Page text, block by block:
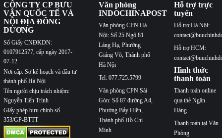
CÔNG TY CP BƯU
VẬN QUỐC TẾ VÀ
NỘI ĐỊA ĐÔNG
DƯƠNG
Số Giấy CNĐKDN:
0107912577, cấp ngày 2017-
07-12
Nơi cấp: Sở kế hoạch và đầu tư
thành phố Hà Nội
Tên người chịu trách nhiệm:
Nguyễn Tiến Trình
Giấy phép bưu chính số
353/GP-BTTT
Văn phòng
INDOCHINAPOST
Văn phòng CPN Hà
Nội: Số 25 Ngõ 81
Láng Hạ, Phường
Giảng Võ, Thành phố
Hà Nội
Tel: 077.725.5799
Văn phòng CPN Sài
Gòn: Số 87 đường A4,
Phường Bảy Hiền,
Thành phố Hồ Chí
Minh
Hỗ trợ trực
tuyến
Hỗ trợ Hà Nội:
Hỗ trợ HCM:
Hình thức
thanh toán
Thanh toán online
qua thẻ Ngân
Hàng
Thanh toán tại Văn
Phòng